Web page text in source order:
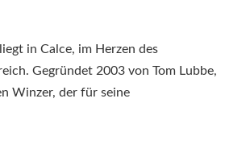
in Calce, im Herzen des
Gegründet 2003 von Tom Lubbe,
Winzer, der für seine